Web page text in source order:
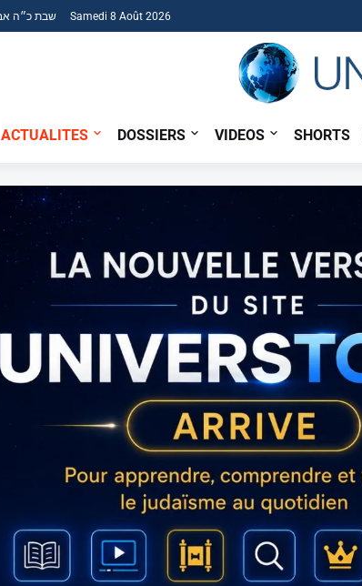
שבת כ״ה אב תשפ"ו Samedi 8 Août 2026
ACTUALITES DOSSIERS VIDEOS SHORTS